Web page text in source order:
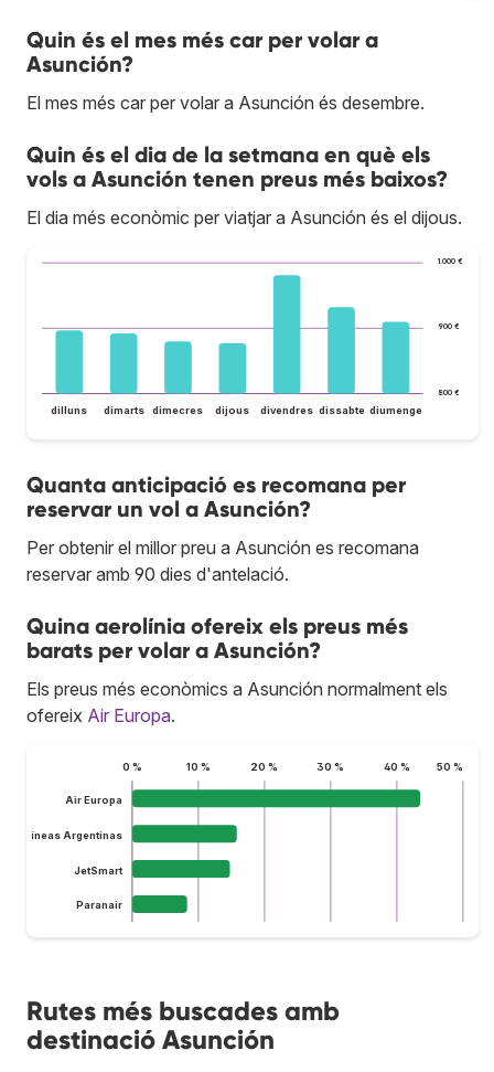
Quin és el mes més car per volar a
Asunción?
El mes més car per volar a Asunción és desembre.
Quin és el dia de la setmana en què els
vols a Asunción tenen preus més baixos?
El dia més econòmic per viatjar a Asunción és el dijous.
800 €
900 €
1.000 €
dilluns dimarts dimecres dijous divendres dissabte diumenge
Quanta anticipació es recomana per
reservar un vol a Asunción?
Per obtenir el millor preu a Asunción es recomana
reservar amb 90 dies d'antelació.
Quina aerolínia ofereix els preus més
barats per volar a Asunción?
Els preus més econòmics a Asunción normalment els
ofereix Air Europa.
0 % 10 % 20 % 30 % 40 % 50 %
Air Europa
Aerolíneas Argentinas
JetSmart
Paranair
Rutes més buscades amb
destinació Asunción